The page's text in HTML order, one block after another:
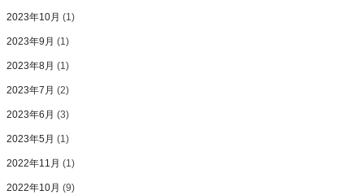
2023年10月 (1)
2023年9月 (1)
2023年8月 (1)
2023年7月 (2)
2023年6月 (3)
2023年5月 (1)
2022年11月 (1)
2022年10月 (9)